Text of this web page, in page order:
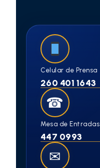
Celular de Prensa
260 401 1643
☎
Mesa de Entradas
447 0993
✉